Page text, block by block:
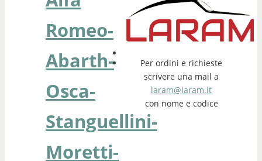
Romeo-
Abarth-
Osca-
Stanguellini-
Moretti-
Per ordini e richieste
scrivere una mail a
laram@laram.it
con nome e codice